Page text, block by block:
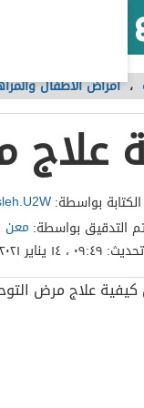
،أمراض الأطفال
علاج
بواسطة:
التدقيق بواسطة: معن
٠٩:٤٩ ، ١٤ يناير ٢٠٢١